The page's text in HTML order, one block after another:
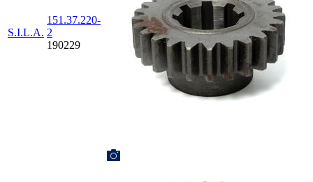
S.I.L.A.
151.37.220-
2
190229